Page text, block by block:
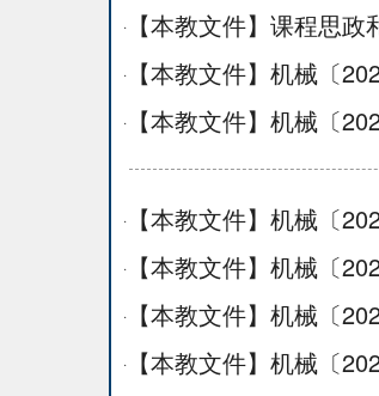
·【本教文件】课程思政
·【本教文件】机械〔
·【本教文件】机械〔
·【本教文件】机械〔
·【本教文件】机械〔
·【本教文件】机械〔
·【本教文件】机械〔